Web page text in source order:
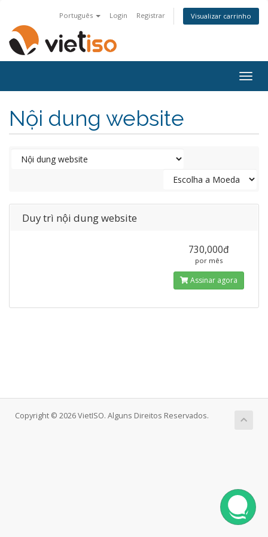
Português Login Registrar Visualizar carrinho
Nội dung website
Duy trì nội dung website
730,000đ
por mês
Assinar agora
Copyright © 2026 VietISO. Alguns Direitos Reservados.